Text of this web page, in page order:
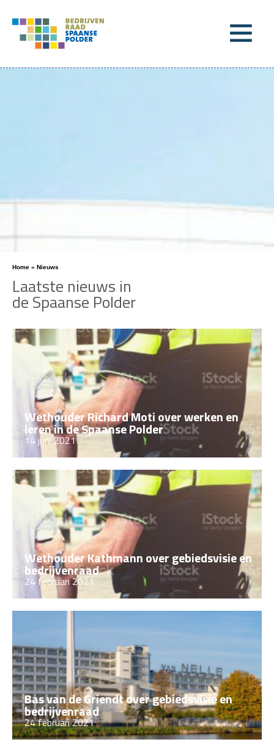
Home » Nieuws
Laatste nieuws in
de Spaanse Polder
Wethouder Richard Moti over werken en
leren in de Spaanse Polder
14 juni 2021
Wethouder Kathmann over gebiedsvisie en
bedrijvenraad
24 februari 2021
Bas van de Griendt over gebiedsvisie en
bedrijvenraad
24 februari 2021